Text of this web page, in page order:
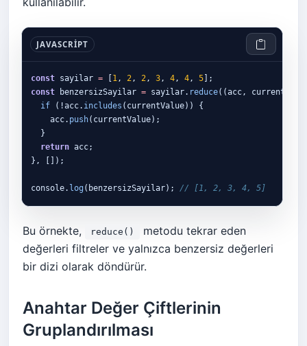
JAVASCRIPT
const sayilar = [1, 2, 2, 3, 4, 4, 5
const benzersizSayilar = sayilar. reduce((acc,
if (!acc. includes (currentValue)) {
    acc.
push(currentValue);
  }
return acc;
}, []);
console. log (benzersizSayilar); // [1, 2, 3, 4, 5]
Bu örnekte, reduce()
metodu tekrar eden
değerleri filtreler ve yalnızca benzersiz değerleri
bir dizi olarak döndürür.
Anahtar Değer Çiftlerinin
Gruplandırılması